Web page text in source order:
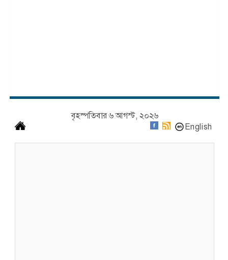
বৃহস্পতিবার ৬ আগস্ট, ২০২৬
English